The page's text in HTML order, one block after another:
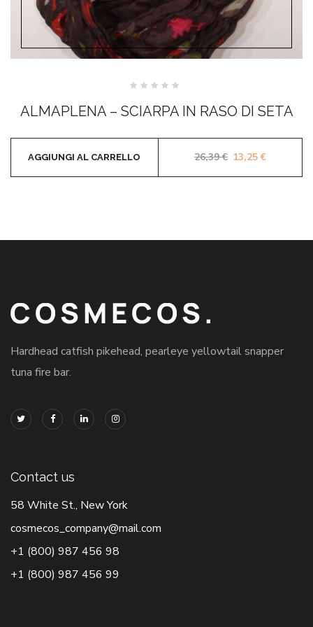
su
5
ALMAPLENA – SCIARPA IN RASO DI SETA
26,39€ Il prezzo
13,25€Il prezzo
AGGIUNGI AL CARRELLO
Hardhead catfish pikehead, pearleye yellowtail snapper
tuna fire bar.
Contact us
58 White St., New York
cosmecos_company@mail.com
+1 (800) 987 456 98
+1 (800) 987 456 99